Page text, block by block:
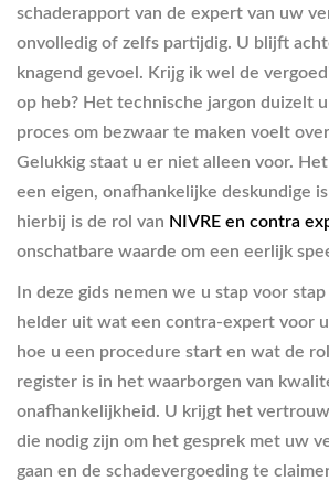
schaderapport van de expert van uw
onvolledig of zelfs partijdig. U blijft
knagend gevoel. Krijg ik wel de
op heb? Het technische jargon duizelt
proces om bezwaar te maken voelt
Gelukkig staat u er niet alleen voor.
een eigen, onafhankelijke deskundige
hierbij is de rol van NIVRE en contra
onschatbare waarde om een eerlijk
In deze gids nemen we u stap voor
helder uit wat een contra-expert voor
hoe u een procedure start en wat de
register is in het waarborgen van
onafhankelijkheid. U krijgt het
die nodig zijn om het gesprek met uw
gaan en de schadevergoeding te